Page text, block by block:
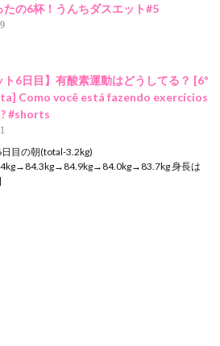
たの6杯！うんちダスエット#5
ト6日目】有酸素運動はどうしてる？ [6º
Como você está fazendo exercícios
#shorts
目の朝(total-3.2kg)
身長は